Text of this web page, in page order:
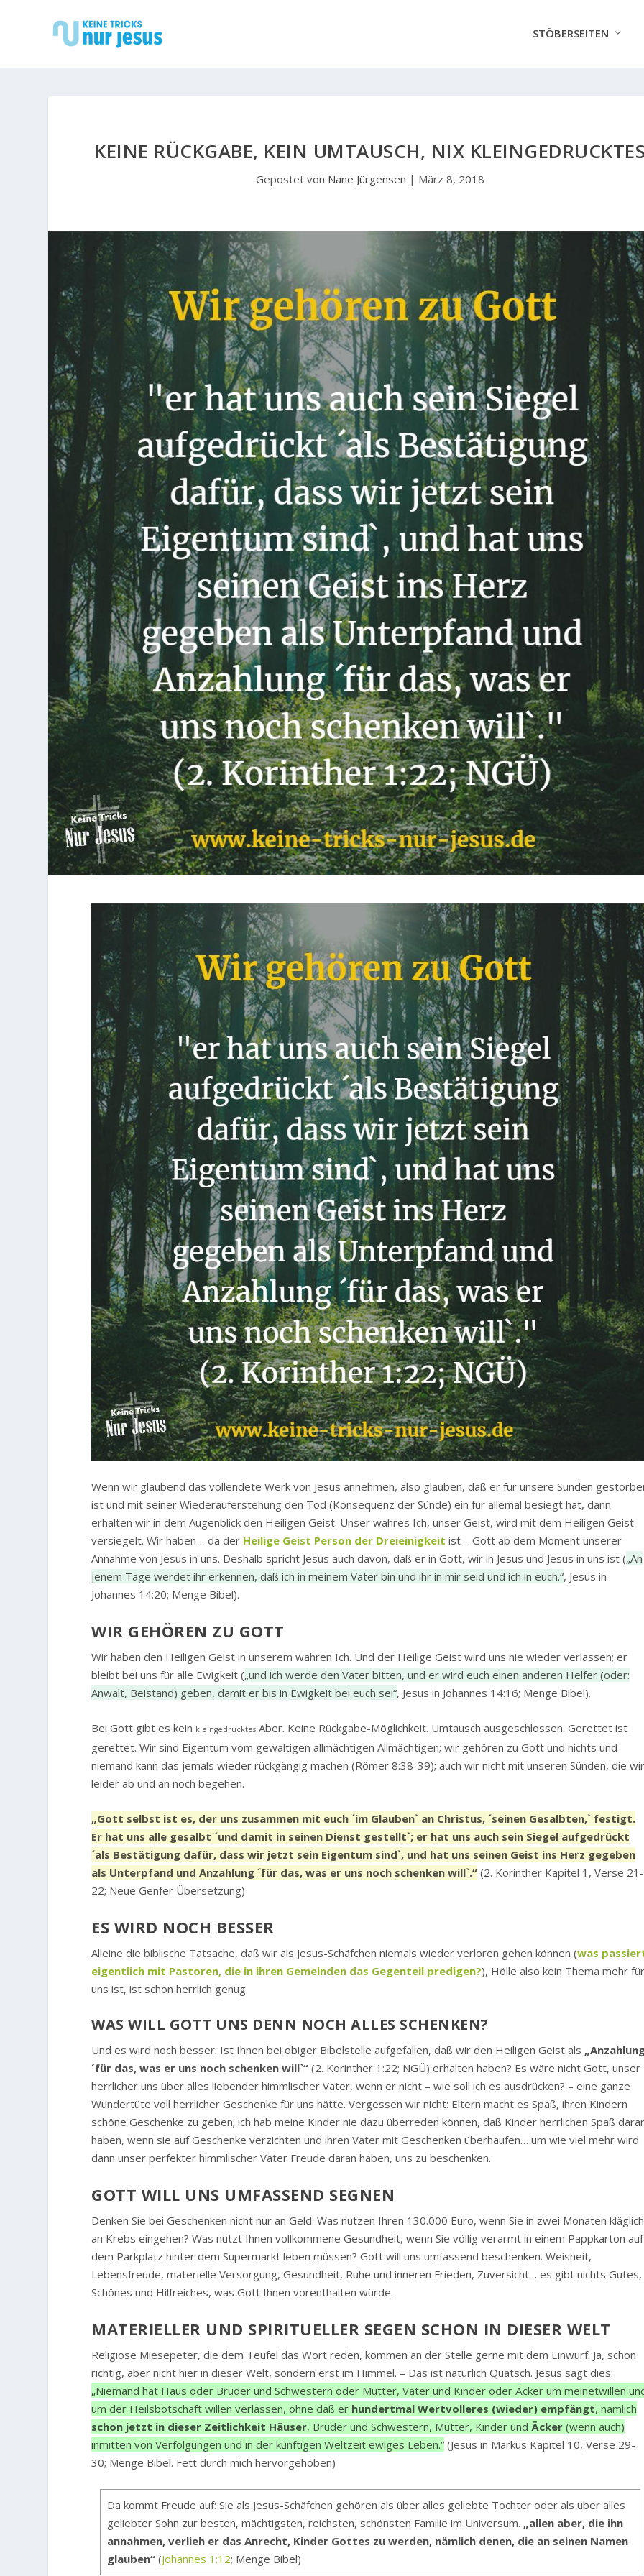
STÖBERSEITEN
KEINE RÜCKGABE, KEIN UMTAUSCH, NIX
Gepostet von Nane Jürgensen | März 8, 2018
Wenn wir glaubend das vollendete Werk von Jesus annehmen, also glauben, daß er für unsere Sünden
ist und mit seiner Wiederauferstehung den Tod (Konsequenz der Sünde) ein für allemal besiegt hat, dann
erhalten wir in dem Augenblick den Heiligen Geist. Unser wahres Ich, unser Geist, wird mit dem Heiligen Geist
versiegelt. Wir haben – da der Heilige Geist Person der Dreieinigkeit ist – Gott ab dem Moment unserer
Annahme von Jesus in uns. Deshalb spricht Jesus auch davon, daß er in Gott, wir in Jesus und Jesus in uns ist („An
jenem Tage werdet ihr erkennen, daß ich in meinem Vater bin und ihr in mir seid und ich in euch.“, Jesus in
Johannes 14:20; Menge Bibel).
WIR GEHÖREN ZU GOTT
Wir haben den Heiligen Geist in unserem wahren Ich. Und der Heilige Geist wird uns nie wieder verlassen; er
bleibt bei uns für alle Ewigkeit („und ich werde den Vater bitten, und er wird euch einen anderen Helfer (oder:
Anwalt, Beistand) geben, damit er bis in Ewigkeit bei euch sei“, Jesus in Johannes 14:16; Menge Bibel).
Bei Gott gibt es kein kleingedrucktes Aber. Keine Rückgabe-Möglichkeit. Umtausch ausgeschlossen. Gerettet ist
gerettet. Wir sind Eigentum vom gewaltigen allmächtigen Allmächtigen; wir gehören zu Gott und nichts und
niemand kann das jemals wieder rückgängig machen (Römer 8:38-39); auch wir nicht mit unseren Sünden, die
leider ab und an noch begehen.
„Gott selbst ist es, der uns zusammen mit euch ´im Glauben` an Christus, ´seinen Gesalbten,` festigt.
Er hat uns alle gesalbt ´und damit in seinen Dienst gestellt`; er hat uns auch sein Siegel aufgedrückt
´als Bestätigung dafür, dass wir jetzt sein Eigentum sind`, und hat uns seinen Geist ins Herz gegeben
als Unterpfand und Anzahlung ´für das, was er uns noch schenken will`.“ (2. Korinther Kapitel 1, Verse 21-
22; Neue Genfer Übersetzung)
ES WIRD NOCH BESSER
Alleine die biblische Tatsache, daß wir als Jesus-Schäfchen niemals wieder verloren gehen können (was
eigentlich mit Pastoren, die in ihren Gemeinden das Gegenteil predigen?), Hölle also kein Thema mehr
uns ist, ist schon herrlich genug.
WAS WILL GOTT UNS DENN NOCH ALLES SCHENKEN?
Und es wird noch besser. Ist Ihnen bei obiger Bibelstelle aufgefallen, daß wir den Heiligen Geist als
´für das, was er uns noch schenken will`“ (2. Korinther 1:22; NGÜ) erhalten haben? Es wäre nicht Gott, unser
herrlicher uns über alles liebender himmlischer Vater, wenn er nicht – wie soll ich es ausdrücken? – eine ganze
Wundertüte voll herrlicher Geschenke für uns hätte. Vergessen wir nicht: Eltern macht es Spaß, ihren Kindern
schöne Geschenke zu geben; ich hab meine Kinder nie dazu überreden können, daß Kinder herrlichen Spaß
haben, wenn sie auf Geschenke verzichten und ihren Vater mit Geschenken überhäufen… um wie viel mehr wird
dann unser perfekter himmlischer Vater Freude daran haben, uns zu beschenken.
GOTT WILL UNS UMFASSEND SEGNEN
Denken Sie bei Geschenken nicht nur an Geld. Was nützen Ihren 130.000 Euro, wenn Sie in zwei Monaten kläglich
an Krebs eingehen? Was nützt Ihnen vollkommene Gesundheit, wenn Sie völlig verarmt in einem Pappkarton auf
dem Parkplatz hinter dem Supermarkt leben müssen? Gott will uns umfassend beschenken. Weisheit,
Lebensfreude, materielle Versorgung, Gesundheit, Ruhe und inneren Frieden, Zuversicht… es gibt nichts Gutes,
Schönes und Hilfreiches, was Gott Ihnen vorenthalten würde.
MATERIELLER UND SPIRITUELLER SEGEN SCHON IN DIESER WELT
Religiöse Miesepeter, die dem Teufel das Wort reden, kommen an der Stelle gerne mit dem Einwurf: Ja, schon
richtig, aber nicht hier in dieser Welt, sondern erst im Himmel. – Das ist natürlich Quatsch. Jesus sagt dies:
„Niemand hat Haus oder Brüder und Schwestern oder Mutter, Vater und Kinder oder Äcker um meinetwillen
um der Heilsbotschaft willen verlassen, ohne daß er hundertmal Wertvolleres (wieder) empfängt, nämlich
schon jetzt in dieser Zeitlichkeit Häuser, Brüder und Schwestern, Mütter, Kinder undÄcker (wenn auch)
inmitten von Verfolgungen und in der künftigen Weltzeit ewiges Leben.“ (Jesus in Markus Kapitel 10, Verse 29-
30; Menge Bibel. Fett durch mich hervorgehoben)
Da kommt Freude auf: Sie als Jesus-Schäfchen gehören als über alles geliebte Tochter oder als über alles
geliebter Sohn zur besten, mächtigsten, reichsten, schönsten Familie im Universum. „allen aber, die ihn
annahmen, verlieh er das Anrecht, Kinder Gottes zu werden, nämlich denen, die an seinen Namen
glauben“(Johannes 1:12; Menge Bibel)